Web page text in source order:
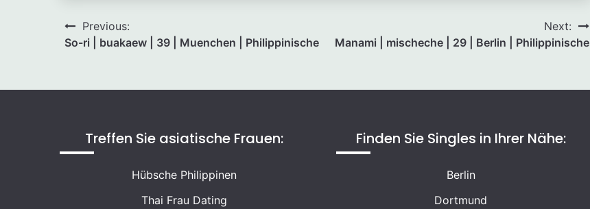
Beitragsnavigation
Previous:
So-ri | buakaew | 39 | Muenchen | Philippinische
Next:
Manami | mischeche | 29 | Berlin | Philippinische
Treffen Sie asiatische Frauen:
Hübsche Philippinen
Thai Frau Dating
Finden Sie Singles in Ihrer Nähe:
Berlin
Dortmund